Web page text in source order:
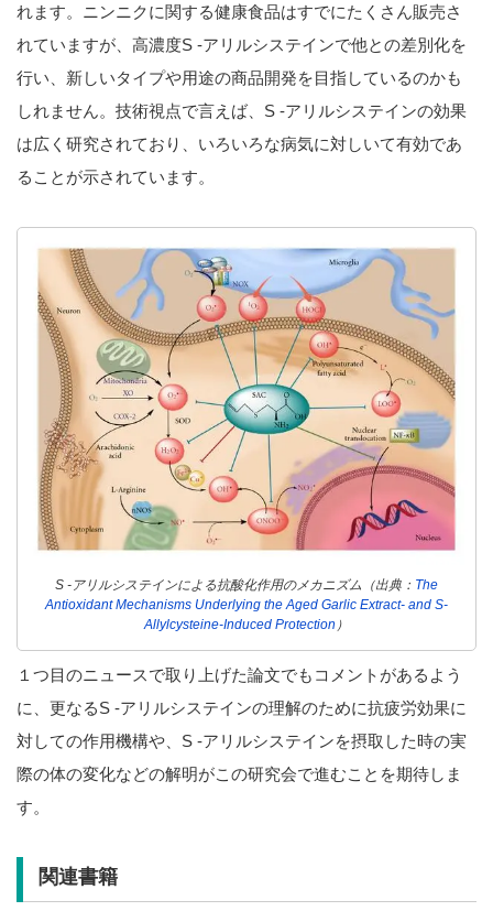
れます。ニンニクに関する健康食品はすでにたくさん販売さ
れていますが、高濃度S -アリルシステインで他との差別化を
行い、新しいタイプや用途の商品開発を目指しているのかも
しれません。技術視点で言えば、S -アリルシステインの効果
は広く研究されており、いろいろな病気に対しいて有効であ
ることが示されています。
S -アリルシステインによる抗酸化作用のメカニズム（出典： The
Antioxidant Mechanisms Underlying the Aged Garlic Extract- and S-
Allylcysteine-Induced Protection ）
１つ目のニュースで取り上げた論文でもコメントがあるよう
に、更なるS -アリルシステインの理解のために抗疲労効果に
対しての作用機構や、S -アリルシステインを摂取した時の実
際の体の変化などの解明がこの研究会で進むことを期待しま
す。
関連書籍